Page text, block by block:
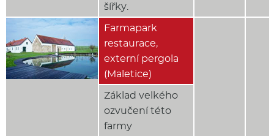
šířky.
Farmapark
restaurace,
externí pergola
(Maletice)
Základ velkého
ozvučení této
farmy